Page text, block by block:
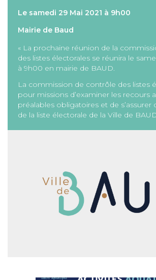
Le samedi 29 Mai 2021 à 9h00
Mairie de Baud
« La prochaine réunion de la
des listes électorales se réunira le
à 9h00 en mairie de BAUD.
La commission de contrôle des listes
pour missions d’examiner les recours
préalables obligatoires et de s’assurer
de la liste électorale de la Ville de